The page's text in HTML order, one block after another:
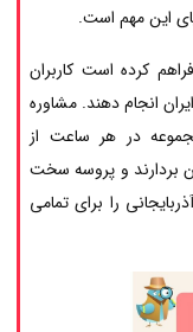
این مهم است.
کرده است کاربران
انجام دهند. مشاوره
در هر ساعت از
بردارند و پروسه سخت
را برای تمامی